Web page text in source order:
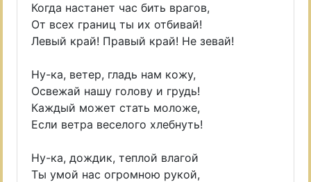
Когда настанет час бить врагов,
От всех границ ты их отбивай!
Левый край! Правый край! Не зевай!
Ну-ка, ветер, гладь нам кожу,
Освежай нашу голову и грудь!
Каждый может стать моложе,
Если ветра веселого хлебнуть!
Ну-ка, дождик, теплой влагой
Ты умой нас огромною рукой,